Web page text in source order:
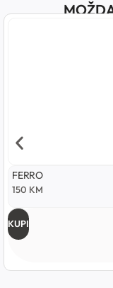
FERRO
150 KM
KUPI